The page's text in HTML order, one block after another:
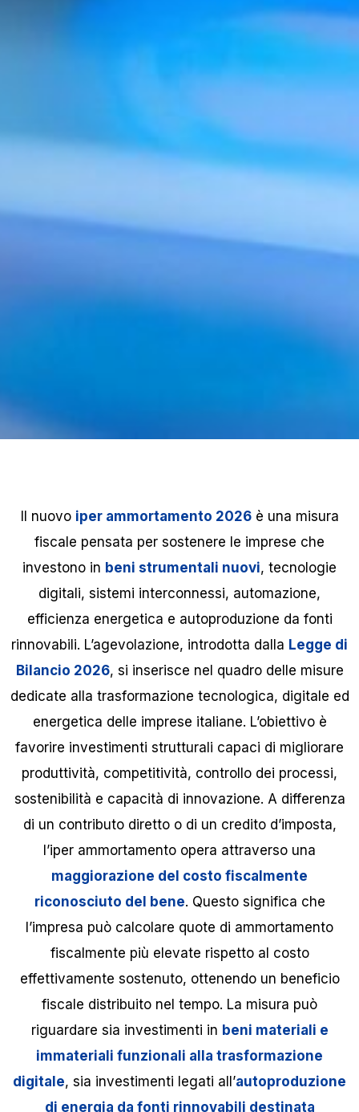
Il nuovo iper ammortamento 2026è una misura
fiscale pensata per sostenere le imprese che
investono in beni strumentali nuovi, tecnologie
digitali, sistemi interconnessi, automazione,
efficienza energetica e autoproduzione da fonti
rinnovabili. L’agevolazione, introdotta dalla Legge di
Bilancio 2026, si inserisce nel quadro delle misure
dedicate alla trasformazione tecnologica, digitale ed
energetica delle imprese italiane. L’obiettivo è
favorire investimenti strutturali capaci di migliorare
produttività, competitività, controllo dei processi,
sostenibilità e capacità di innovazione. A differenza
di un contributo diretto o di un credito d’imposta,
l’iper ammortamento opera attraverso una
maggiorazione del costo fiscalmente
riconosciuto del bene. Questo significa che
l’impresa può calcolare quote di ammortamento
fiscalmente più elevate rispetto al costo
effettivamente sostenuto, ottenendo un beneficio
fiscale distribuito nel tempo. La misura può
riguardare sia investimenti in beni materiali e
immateriali funzionali alla trasformazione
digitale, sia investimenti legati all’autoproduzione
di energia da fonti rinnovabili destinata